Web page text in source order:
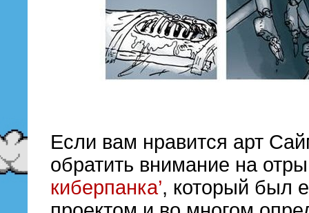
Если вам нравится арт
обратить внимание на
киберпанка’, который был